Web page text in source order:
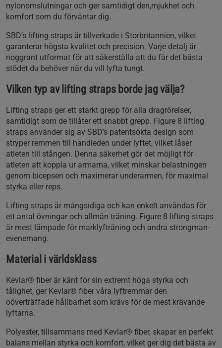
nylonomslutningar och ger samtidigt den,mjukhet och
komfort som du förväntar dig.
SBD’s lifting straps är tillverkade i Storbritannien, vilket
garanterar högsta kvalitet och precision. Varje detalj är
noggrant utformat för att säkerställa att du får det bästa
stödet du behöver när du vill lyfta tungt.
Vilken typ av lifting straps borde jag välja?
Lifting straps ger ett starkt grepp för alla dragrörelser,
samtidigt som de tillåter ett snabbt grepp. Figure 8 lifting
straps använder sig av SBD’s patentsökta design som
stryper remmen till handleden under lyftet, vilket låser
atleten till stången. Denna säkerhet gör det möjligt för
atleten att koppla ur armarna, vilket minskar belastningen
genom bicepsen och maximerar underarmen, för maximal
styrka eller reps.
Lifting straps är mångsidiga och kan enkelt användas för
ett antal övningar och allmän träning. Figure 8 lifting straps
är mest lämpade för marklyfträning och andra strongman-
evenemang.
Material i världsklass
Kevlar® fiber är känt för sin extremt höga styrka och
tålighet, ger Kevlar® fiber våra lyftremmar den
oöverträffade hållbarhet som krävs för de mest krävande
lyftarna.
Polyester, tillsammans med Kevlar® fiber, skapar en perfekt
balans mellan styrka och komfort, vilket ger dig det bästa av